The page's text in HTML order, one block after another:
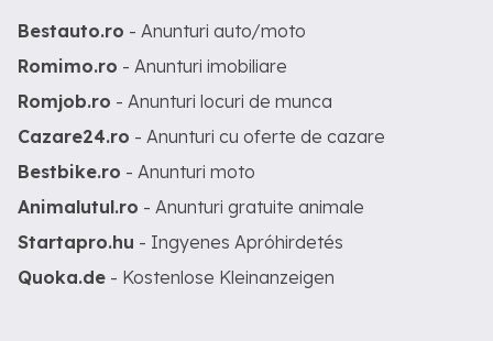
Bestauto.ro - Anunturi auto/moto
Romimo.ro - Anunturi imobiliare
Romjob.ro - Anunturi locuri de munca
Cazare24.ro - Anunturi cu oferte de cazare
Bestbike.ro - Anunturi moto
Animalutul.ro - Anunturi gratuite animale
Startapro.hu - Ingyenes Apróhirdetés
Quoka.de - Kostenlose Kleinanzeigen